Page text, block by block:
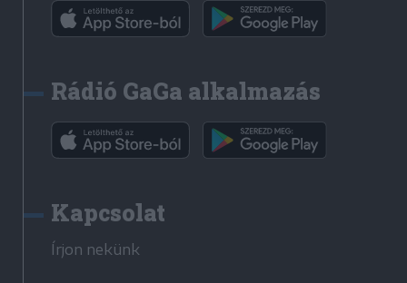
Rádió GaGa alkalmazás
Kapcsolat
Írjon nekünk